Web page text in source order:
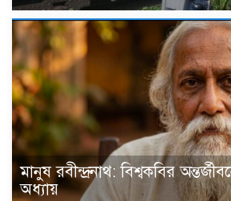
মানুষ রবীন্দ্রনাথ: বিশ্বকবির
অধ্যায়